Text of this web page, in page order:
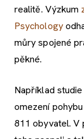
realitě. Výzkum
Psychology
můry spojené
pěkné.
Například
omezení
811 obyvatel. V